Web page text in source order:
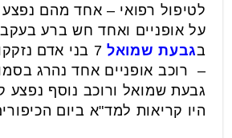
לטיפול רפואי – אחד מהם
על אופניים ואחד חש ברע
בגבעת שמואל
7 בני אדם
– רוכב אופניים אחד נהרג
גבעת שמואל ורוכב נוסף נפצע
היו קריאות למד"א ביום